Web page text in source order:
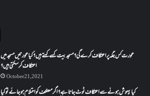
عورت کس جگہ پر اعتکاف کرے گی؟مسجد بیت کسے کہتے ہیں؟کیا عورتیں مسجد میں
اعتکاف کر سکتی ہیں؟
October 21, 2021
کیا بیہوش ہونے سے اعتکاف ٹوٹ جاتا ہے؟ اگر معتکف کو احتلام ہو جائے تو کیا